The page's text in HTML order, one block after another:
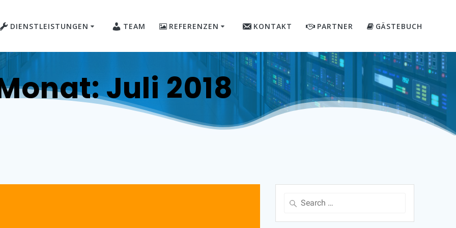
DIENSTLEISTUNGEN TEAM REFERENZEN KONTAKT PARTNER GÄSTEBUCH
Juli 2018
Search